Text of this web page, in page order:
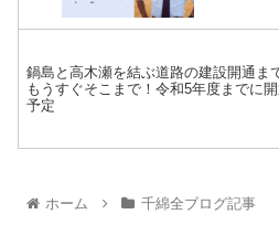
鍋島と高木瀬を結ぶ道路の建設開通ま
もうすぐそこまで！令和5年度までに
予定
ホーム 千綿全ブログ記事